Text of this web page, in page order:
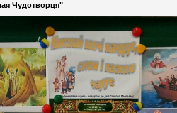
Чудотворця"